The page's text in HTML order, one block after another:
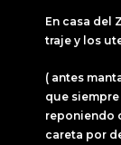
En casa del
traje y los
( antes
que
reponiendo
careta por